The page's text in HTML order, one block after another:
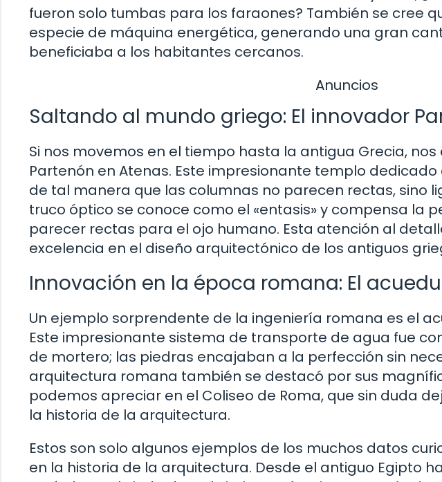
fueron solo tumbas para los faraones? También se cree
especie de máquina energética, generando una gran
beneficiaba a los habitantes cercanos.
Anuncios
Saltando al mundo griego: El innovador
Si nos movemos en el tiempo hasta la antigua Grecia,
Partenón en Atenas. Este impresionante templo
de tal manera que las columnas no parecen rectas, sino
truco óptico se conoce como el «entasis» y compensa la
parecer rectas para el ojo humano. Esta atención al
excelencia en el diseño arquitectónico de los antiguos
Innovación en la época romana: El
Un ejemplo sorprendente de la ingeniería romana es el
Este impresionante sistema de transporte de agua fue
de mortero; las piedras encajaban a la perfección sin
arquitectura romana también se destacó por sus
podemos apreciar en el Coliseo de Roma, que sin duda
la historia de la arquitectura.
Estos son solo algunos ejemplos de los muchos datos
en la historia de la arquitectura. Desde el antiguo Egipto